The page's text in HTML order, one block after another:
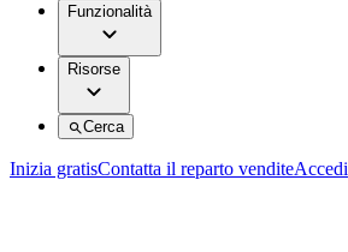
Funzionalità
Risorse
Cerca
Inizia gratisContatta il reparto venditeAccedi